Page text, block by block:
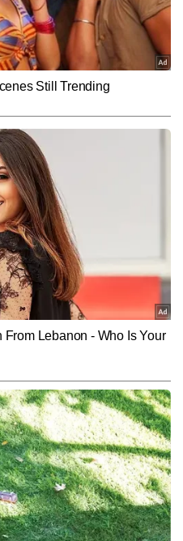
कुछ वाहनों को भी नुकसान
डिजिटल में सिटी टीम को लीड कर रहे हैं। शहरों
कवरेज और एक्सप्लेनर फॉर्मेट पर उनकी
में सक्रिय दिगपाल सिंह को प्रिंट और
का अनुभव है। दोनों प्लेटफॉर्म्स पर काम करते
से लेकर सेंट्रल डेस्क पर बड़ी खबरों की हैंडलिंग
किया है। अब तक 30,000 से अधिक खबरें लिख
बारीकियों, शहरों की समस्याओं और लोगों से
विशेष क्षमता रखते हैं।
Newsletter!